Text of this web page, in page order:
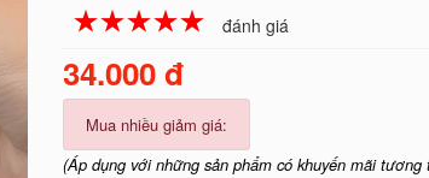
☆☆☆☆☆
★★★★★ đánh giá
34.000 đ
Mua nhiều giảm giá:
(Áp dụng với những sản phẩm có khuyến mãi tương